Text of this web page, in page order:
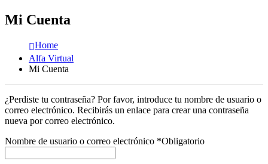
Mi Cuenta
Home
Alfa Virtual
Mi Cuenta
¿Perdiste tu contraseña? Por favor, introduce tu nombre de usuario o
correo electrónico. Recibirás un enlace para crear una contraseña
nueva por correo electrónico.
Nombre de usuario o correo electrónico *Obligatorio